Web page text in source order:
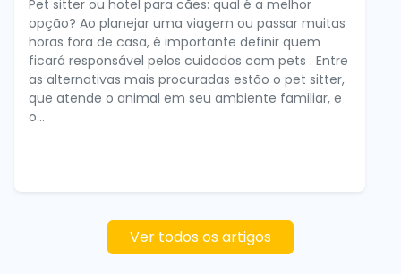
Pet sitter ou hotel para cães: qual é a melhor
opção? Ao planejar uma viagem ou passar muitas
horas fora de casa, é importante definir quem
ficará responsável pelos cuidados com pets . Entre
as alternativas mais procuradas estão o pet sitter,
que atende o animal em seu ambiente familiar, e
o...
Ver todos os artigos